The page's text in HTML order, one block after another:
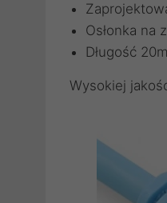
Osłonka na
Długość 20m
Wysokiej